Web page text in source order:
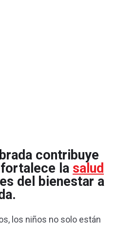
contribuye
la salud
del bienestar a
los niños no solo están